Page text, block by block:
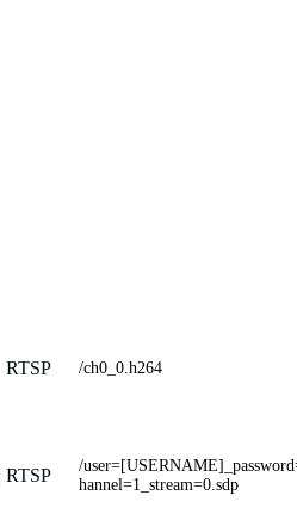
RTSP /ch0_0.h264
RTSP
/
hannel=1_stream=0.sdp